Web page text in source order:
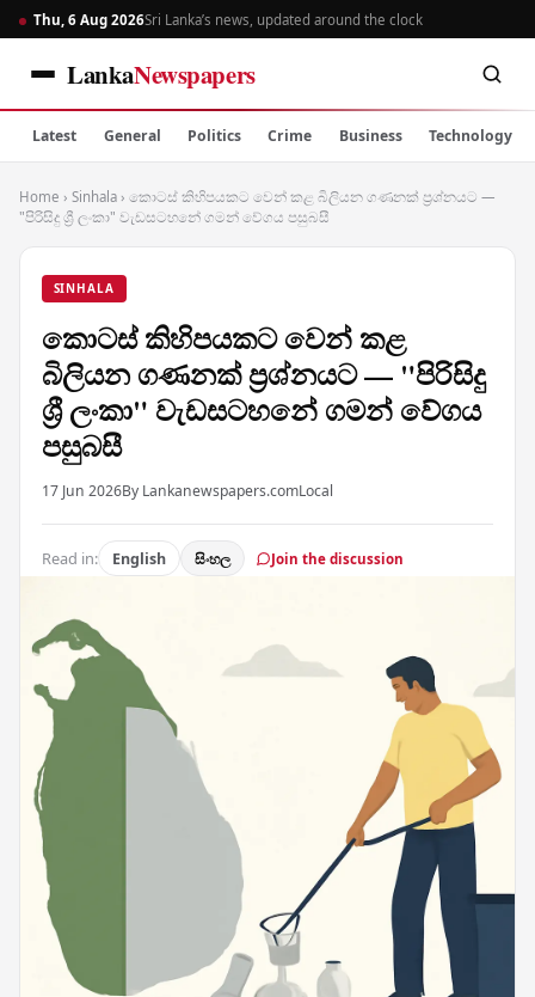
Thu, 6 Aug 2026Sri Lanka’s news, updated around the clock
LankaNewspapers
Latest General Politics Crime Business Technology
Home › Sinhala › කොටස් කිහිපයකට වෙන් කළ බිලියන ගණනක් ප්‍රශ්නයට —
"පිරිසිදු ශ්‍රී ලංකා" වැඩසටහනේ ගමන් වේගය පසුබසී
SINHALA
කොටස් කිහිපයකට වෙන් කළ
බිලියන ගණනක් ප්‍රශ්නයට — "පිරිසිදු
ශ්‍රී ලංකා" වැඩසටහනේ ගමන් වේගය
පසුබසී
17 Jun 2026By Lankanewspapers.comLocal
Read in: English සිංහල Join the discussion